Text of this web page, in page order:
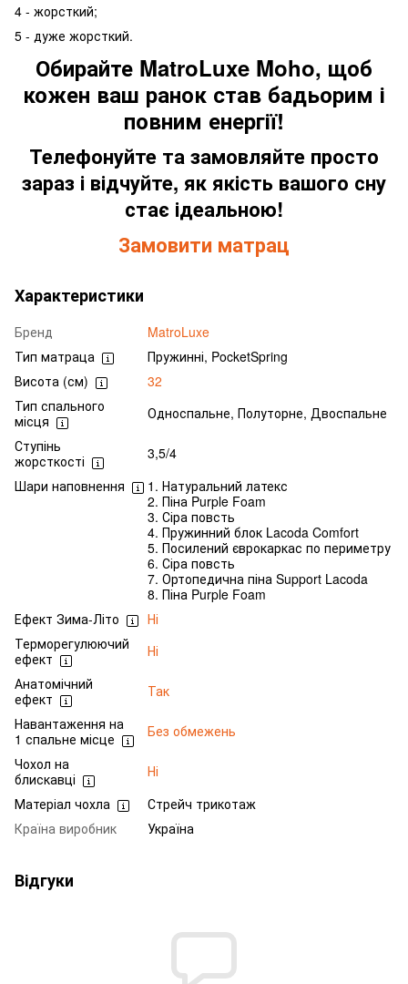
4 - жорсткий;
5 - дуже жорсткий.
Обирайте MatroLuxe Moho, щоб
кожен ваш ранок став бадьорим і
повним енергії!
Телефонуйте та замовляйте просто
зараз і відчуйте, як якість вашого сну
стає ідеальною!
Замовити матрац
Характеристики
Бренд
MatroLuxe
Тип матраца
Пружинні, PocketSpring
Висота (см)
32
Тип спального
місця
Односпальне, Полуторне, Двоспальне
Ступінь
жорсткості
3,5/4
Шари наповнення
1. Натуральний латекс
2. Піна Purple Foam
3. Сіра повсть
4. Пружинний блок Lacoda Comfort
5. Посилений єврокаркас по периметру
6. Сіра повсть
7. Ортопедична піна Support Lacoda
8. Піна Purple Foam
Ефект Зима-Літо
Ні
Терморегулюючий
ефект
Ні
Анатомічний
ефект
Так
Навантаження на
1 спальне місце
Без обмежень
Чохол на
блискавці
Ні
Матеріал чохла
Стрейч трикотаж
Країна виробник
Україна
Відгуки